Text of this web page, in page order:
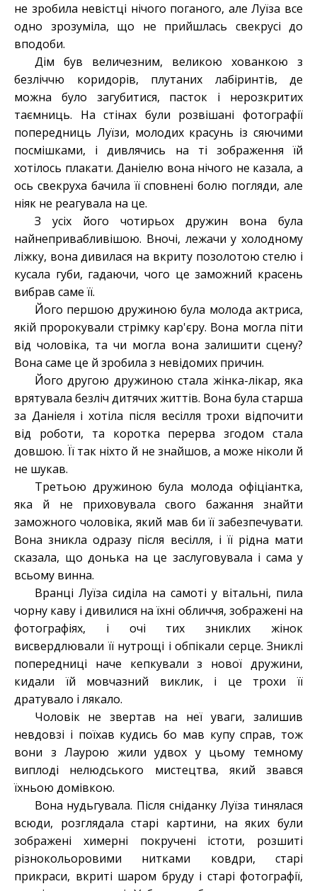
не зробила невістці нічого поганого, але Луїза все
одно зрозуміла, що не прийшлась свекрусі до
вподоби.
Дім був величезним, великою хованкою з
безліччю коридорів, плутаних лабіринтів, де
можна було загубитися, пасток і нерозкритих
таємниць. На стінах були розвішані фотографії
попередниць Луїзи, молодих красунь із сяючими
посмішками, і дивлячись на ті зображення їй
хотілось плакати. Даніелю вона нічого не казала, а
ось свекруха бачила її сповнені болю погляди, але
ніяк не реагувала на це.
З усіх його чотирьох дружин вона була
найнепривабливішою. Вночі, лежачи у холодному
ліжку, вона дивилася на вкриту позолотою стелю і
кусала губи, гадаючи, чого це заможний красень
вибрав саме її.
Його першою дружиною була молода актриса,
якій пророкували стрімку кар'єру. Вона могла піти
від чоловіка, та чи могла вона залишити сцену?
Вона саме це й зробила з невідомих причин.
Його другою дружиною стала жінка-лікар, яка
врятувала безліч дитячих життів. Вона була старша
за Даніеля і хотіла після весілля трохи відпочити
від роботи, та коротка перерва згодом стала
довшою. Її так ніхто й не знайшов, а може ніколи й
не шукав.
Третьою дружиною була молода офіціантка,
яка й не приховувала свого бажання знайти
заможного чоловіка, який мав би її забезпечувати.
Вона зникла одразу після весілля, і її рідна мати
сказала, що донька на це заслуговувала і сама у
всьому винна.
Вранці Луїза сиділа на самоті у вітальні, пила
чорну каву і дивилися на їхні обличчя, зображені на
фотографіях, і очі тих зниклих жінок
висвердлювали її нутрощі і обпікали серце. Зниклі
попередниці наче кепкували з нової дружини,
кидали їй мовчазний виклик, і це трохи її
дратувало і лякало.
Чоловік не звертав на неї уваги, залишив
невдовзі і поїхав кудись бо мав купу справ, тож
вони з Лаурою жили удвох у цьому темному
виплоді нелюдського мистецтва, який звався
їхньою домівкою.
Вона нудьгувала. Після сніданку Луїза тинялася
всюди, розглядала старі картини, на яких були
зображені химерні покручені істоти, розшиті
різнокольоровими нитками ковдри, старі
прикраси, вкриті шаром бруду і старі фотографії,